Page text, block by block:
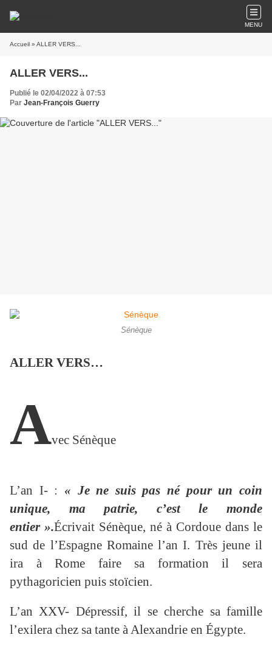
MENU
Accueil » ALLER VERS...
ALLER VERS...
Publié le 02/04/2022 à 07:53
Par Jean-François Guerry
Sénèque
ALLER VERS…
Avec Sénèque
L’an I- : « Je ne suis pas né pour un coin
unique, ma patrie, c’est le monde
entier ».Écrivait Sénèque, né à Cordoue dans le
sud de l’Espagne Romaine l’an I. Très jeune il
ira à Rome faire sa formation il sera
pythagoricien puis stoïcien.
L’an XXV- Dépressif, il se cherche sa famille
l’exilera chez sa tante à Alexandrie en Égypte.